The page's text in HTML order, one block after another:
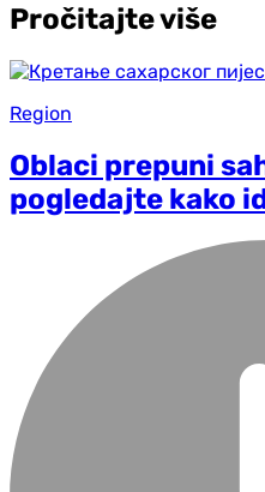
Pročitajte više
Region
Oblaci prepuni
pogledajte kako